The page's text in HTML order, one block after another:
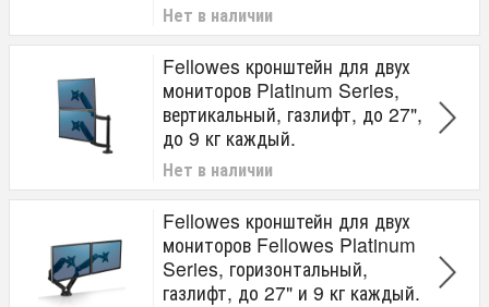
Нет в наличии
Fellowes кронштейн для двух
мониторов Platinum Series,
вертикальный, газлифт, до 27",
до 9 кг каждый.
Нет в наличии
Fellowes кронштейн для двух
мониторов Fellowes Platinum
Series, горизонтальный,
газлифт, до 27" и 9 кг каждый.